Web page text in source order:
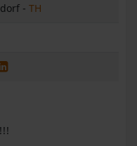
- TH
weiterleiten
WhatsApp weiterleiten
Facebook teilen
auf X teilen
auf XING teilen
Produkt auf LinkedIn teilen